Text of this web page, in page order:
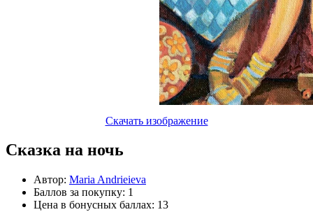
Скачать изображение
Сказка на ночь
Автор: Maria Andrieieva
Баллов за покупку: 1
Цена в бонусных баллах: 13